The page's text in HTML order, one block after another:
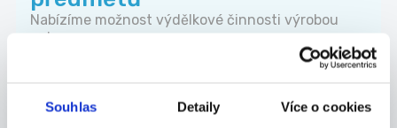
Souhlas Detaily Více o cookies
Nabízíme možnost výdělkové činnosti výrobou
nebo...